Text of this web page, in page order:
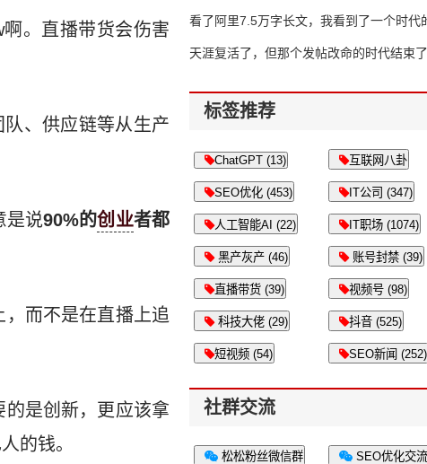
。直播带货会伤害
、供应链等从生产
是说90%的创业者都
而不是在直播上追
是创新，更应该拿
的钱。
了
看了阿里7.5万字长文，我看到了一个时代
天涯复活了，但那个发帖改命的时代结束了
标签推荐
ChatGPT (13) 互联网八卦
SEO优化 (453) IT公司 (347)
人工智能AI (22) IT职场 (1074)
黑产灰产 (46) 账号封禁 (39)
直播带货 (39) 视频号 (98)
科技大佬 (29) 抖音 (525)
短视频 (54) SEO新闻 (252)
社群交流
松松粉丝微信群 SEO优化交